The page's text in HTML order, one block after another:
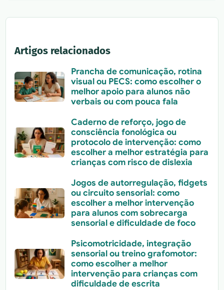
Artigos relacionados
Prancha de comunicação, rotina
visual ou PECS: como escolher o
melhor apoio para alunos não
verbais ou com pouca fala
Caderno de reforço, jogo de
consciência fonológica ou
protocolo de intervenção: como
escolher a melhor estratégia para
crianças com risco de dislexia
Jogos de autorregulação, fidgets
ou circuito sensorial: como
escolher a melhor intervenção
para alunos com sobrecarga
sensorial e dificuldade de foco
Psicomotricidade, integração
sensorial ou treino grafomotor:
como escolher a melhor
intervenção para crianças com
dificuldade de escrita